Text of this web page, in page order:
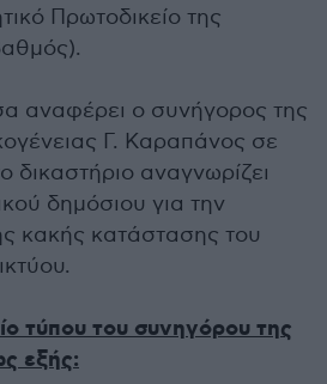
Πρωτοδικείο της
αναφέρει ο συνήγορος της
Γ. Καραπάνος σε
δικαστήριο αναγνωρίζει
δημόσιου για την
κακής κατάστασης του
τύπου του συνηγόρου της
εξής: